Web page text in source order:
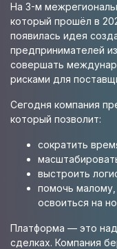
На 3-м
который прошёл в
появилась идея
предпринимателей
совершать
рисками для
Сегодня компания
который позволит:
сократить
выстроить
помочь
освоиться на
Платформа — это
сделках. Компания